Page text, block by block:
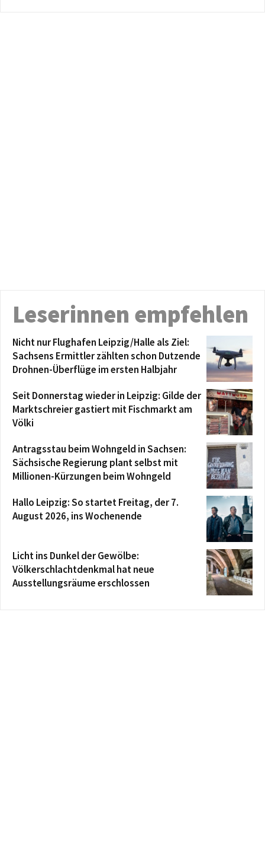
Leserinnen empfehlen
Nicht nur Flughafen Leipzig/Halle als Ziel:
Sachsens Ermittler zählten schon Dutzende
Drohnen-Überflüge im ersten Halbjahr
Seit Donnerstag wieder in Leipzig: Gilde der
Marktschreier gastiert mit Fischmarkt am
Völki
Antragsstau beim Wohngeld in Sachsen:
Sächsische Regierung plant selbst mit
Millionen-Kürzungen beim Wohngeld
Hallo Leipzig: So startet Freitag, der 7.
August 2026, ins Wochenende
Licht ins Dunkel der Gewölbe:
Völkerschlachtdenkmal hat neue
Ausstellungsräume erschlossen